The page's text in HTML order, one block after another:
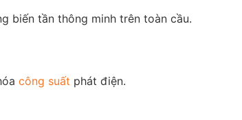
biến tần thông minh trên toàn cầu.
công suất phát điện.